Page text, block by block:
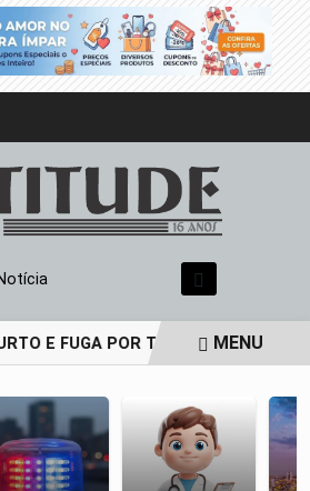
E FUGA POR TELHADOSMENU